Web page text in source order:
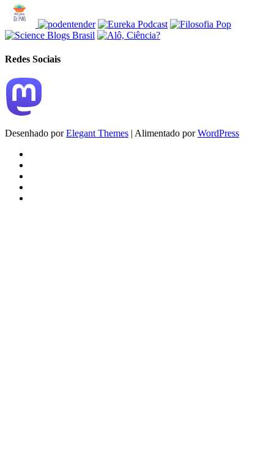
Redes Sociais
Desenhado porElegant Themes | Alimentado porWordPress